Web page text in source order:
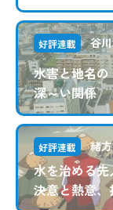
好評連載 谷
水害と地名の
深～い関係
好評連載 緒
水を治める
決意と熱意